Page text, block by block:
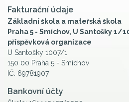
Fakturační údaje
Základní škola a mateřská škola
Praha 5 - Smíchov, U Santošky 1/
příspěvková organizace
U Santošky 1007/1
150 00 Praha 5 - Smíchov
IČ: 69781907
Bankovní účty